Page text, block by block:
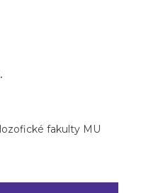
fakulty MU